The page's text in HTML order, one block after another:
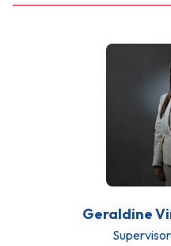
Geraldine